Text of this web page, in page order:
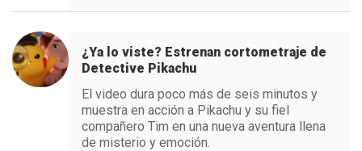
¿Ya lo viste? Estrenan cortometraje de
Detective Pikachu
El video dura poco más de seis minutos y
muestra en acción a Pikachu y su fiel
compañero Tim en una nueva aventura llena
de misterio y emoción.